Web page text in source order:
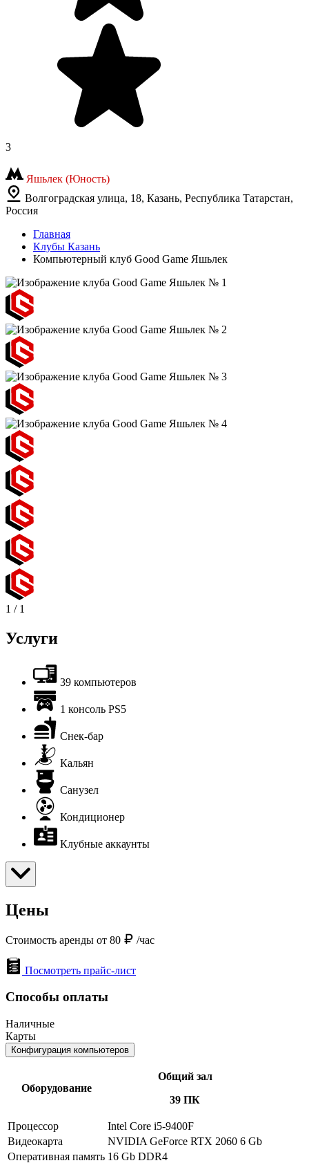
3
Яшьлек (Юность)
Волгоградская улица, 18, Казань, Республика Татарстан,
Россия
Главная
Клубы Казань
Компьютерный клуб Good Game Яшьлек
1 / 1
Услуги
39 компьютеров
1 консоль PS5
Снек-бар
Кальян
Санузел
Кондиционер
Клубные аккаунты
Цены
Стоимость аренды от 80 /час
Посмотреть прайс-лист
Способы оплаты
Наличные
Карты
Конфигурация компьютеров
Оборудование
Общий зал
39 ПК
Процессор
Intel Core i5-9400F
Видеокарта
NVIDIA GeForce RTX 2060 6 Gb
Оперативная память 16 Gb DDR4